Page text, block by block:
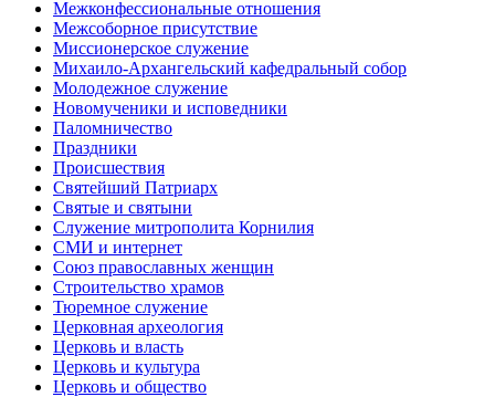
Межконфессиональные отношения
Межсоборное присутствие
Миссионерское служение
Михаило-Архангельский кафедральный собор
Молодежное служение
Новомученики и исповедники
Паломничество
Праздники
Происшествия
Святейший Патриарх
Святые и святыни
Служение митрополита Корнилия
СМИ и интернет
Союз православных женщин
Строительство храмов
Тюремное служение
Церковная археология
Церковь и власть
Церковь и культура
Церковь и общество